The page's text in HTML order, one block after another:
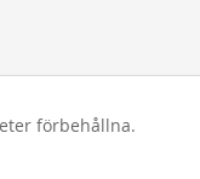
förbehållna.